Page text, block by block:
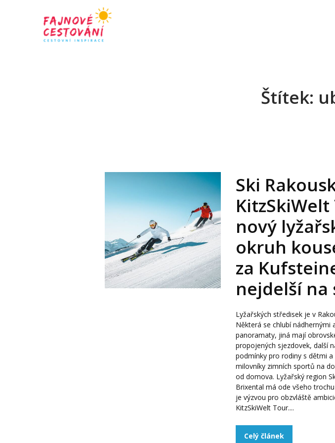
Štítek:
Ski
KitzSkiWelt
nový
okruh
za
nejdelší na
Lyžařských středisek je v
Některá se chlubí nádhernými
panoramaty, jiná mají
propojených sjezdovek, další
podmínky pro rodiny s dětmi a
milovníky zimních sportů na
od domova. Lyžařský region
Brixental má ode všeho
je výzvou pro obzvláště
KitzSkiWelt Tour....
Celý článek